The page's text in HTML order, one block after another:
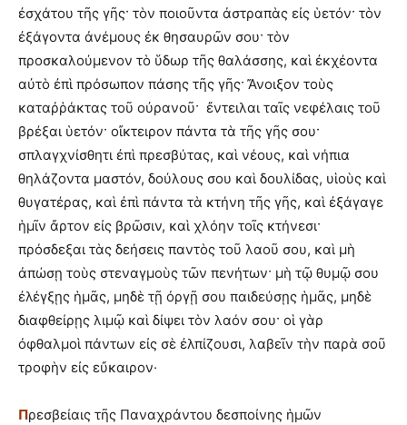
ἐσχάτου τῆς γῆς· τὸν ποιοῦντα ἀστραπὰς εἰς ὑετόν· τὸν
ἐξάγοντα ἀνέμους ἐκ θησαυρῶν σου· τὸν
προσκαλούμενον τὸ ὕδωρ τῆς θαλάσσης, καὶ ἐκχέοντα
αὐτὸ ἐπὶ πρόσωπον πάσης τῆς γῆς· Ἄνοιξον τοὺς
καταῤῥάκτας τοῦ οὐρανοῦ· ἔντειλαι ταῖς νεφέλαις τοῦ
βρέξαι ὑετόν· οἴκτειρον πάντα τὰ τῆς γῆς σου·
σπλαγχνίσθητι ἐπὶ πρεσβύτας, καὶ νέους, καὶ νήπια
θηλάζοντα μαστόν, δούλους σου καὶ δουλίδας, υἱοὺς καὶ
θυγατέρας, καὶ ἐπὶ πάντα τὰ κτήνη τῆς γῆς, καὶ ἐξάγαγε
ἡμῖν ἄρτον εἰς βρῶσιν, καὶ χλόην τοῖς κτήνεσι·
πρόσδεξαι τὰς δεήσεις παντὸς τοῦ λαοῦ σου, καὶ μὴ
ἀπώσῃ τοὺς στεναγμοὺς τῶν πενήτων· μὴ τῷ θυμῷ σου
ἐλέγξῃς ἡμᾶς, μηδὲ τῇ ὀργῇ σου παιδεύσῃς ἡμᾶς, μηδὲ
διαφθείρῃς λιμῷ καὶ δίψει τὸν λαόν σου· οἱ γὰρ
ὀφθαλμοὶ πάντων εἰς σὲ ἐλπίζουσι, λαβεῖν τὴν παρὰ σοῦ
τροφὴν εἰς εὔκαιρον·
Πρεσβείαις τῆς Παναχράντου δεσποίνης ἡμῶν